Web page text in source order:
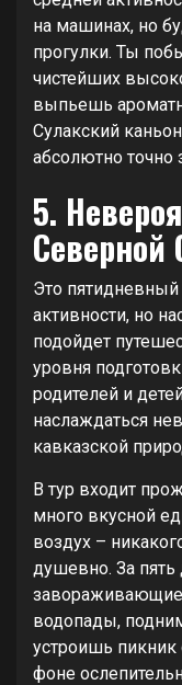
на машинах, но
прогулки. Ты
чистейших
выпьешь
Сулакский
абсолютно точно
5.
Северной
Это
активности, но
подойдет
уровня
родителей и
наслаждаться
кавказской
В тур входит
много вкусной
воздух –
душевно. За
водопады,
устроишь
фоне